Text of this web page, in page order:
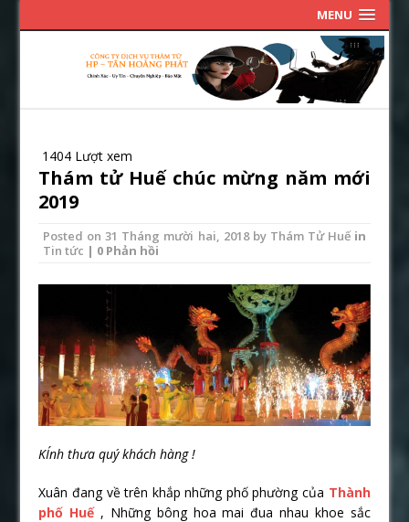
MENU
1404 Lượt xem
Thám tử Huế chúc mừng năm mới
2019
Posted on31 Tháng mười hai, 2018by Thám Tử Huếin
Tin tức | 0 Phản hồi
KÍnh thưa quý khách hàng !
Xuân đang về trên khắp những phố phường của Thành
phố Huế , Những bông hoa mai đua nhau khoe sắc